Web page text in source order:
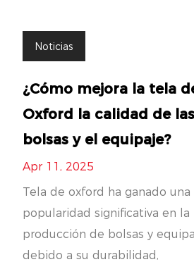
Noticias
¿Cómo mejora la tela
Oxford la calidad de las
bolsas y el equipaje?
Apr 11, 2025
Tela de oxford ha ganado una
popularidad significativa en la
producción de bolsas y
debido a su durabilidad,